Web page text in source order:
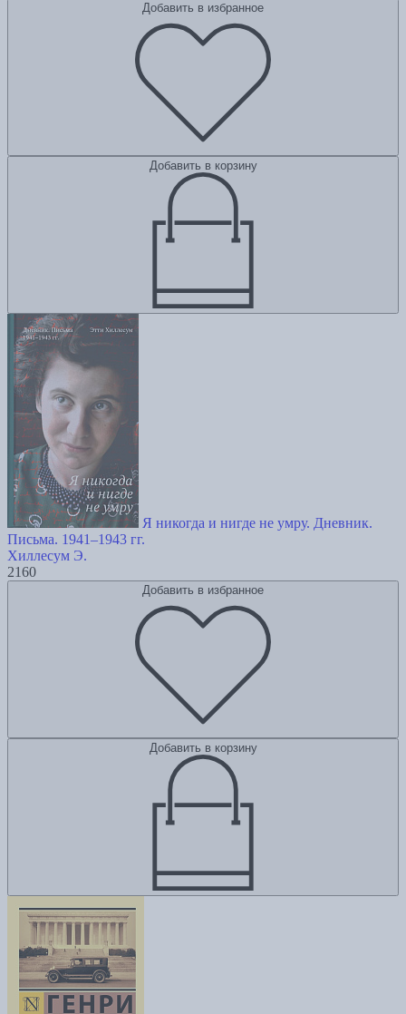
Добавить в избранное
Добавить в корзину
Я никогда и нигде не умру. Дневник.
Письма. 1941–1943 гг.
Хиллесум Э.
2160
Добавить в избранное
Добавить в корзину